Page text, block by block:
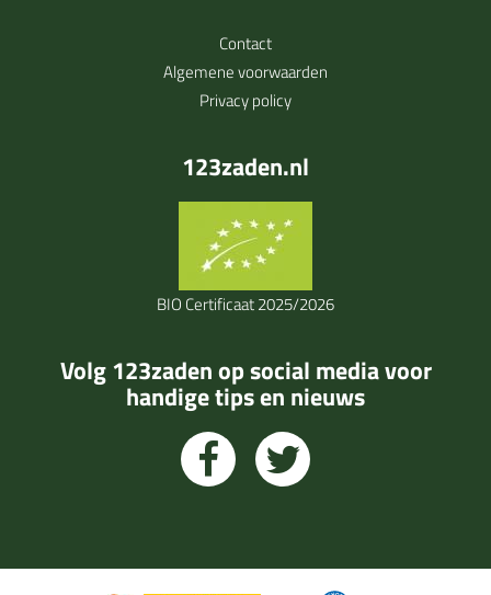
Contact
Algemene voorwaarden
Privacy policy
123zaden.nl
BIO Certificaat 2025/2026
Volg 123zaden op social media voor
handige tips en nieuws